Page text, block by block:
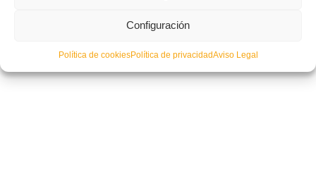
Configuración
Política de cookiesPolítica de privacidadAviso Legal